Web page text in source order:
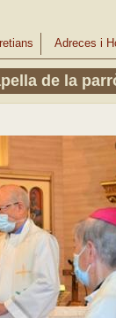
Adreces i
de la